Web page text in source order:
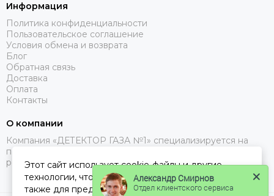
Информация
Политика конфиденциальности
Пользовательское соглашение
Условия обмена и возврата
Блог
Обратная связь
Доставка
Оплата
Контакты
О компании
Компания «ДЕТЕКТОР ГАЗА №1» специализируется на
поставках газоанализаторов, с доставкой в Москве, МО и
регионах РФ.
Этот сайт использует cookie-файлы и другие
технологии, чтобы помочь Вам в навигации, а
также для предоставления лучшего
Александр Смирнов
Отдел клиентского сервиса